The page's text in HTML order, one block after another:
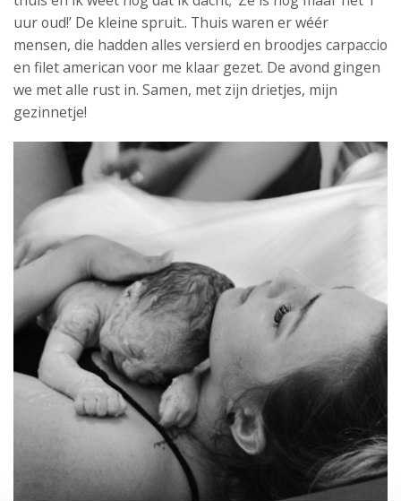
uur oud!’ De kleine spruit.. Thuis waren er wéér
mensen, die hadden alles versierd en broodjes carpaccio
en filet american voor me klaar gezet. De avond gingen
we met alle rust in. Samen, met zijn drietjes, mijn
gezinnetje!